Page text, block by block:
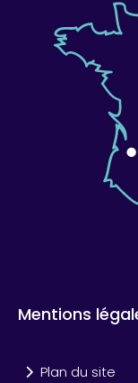
Mentions
Plan du site